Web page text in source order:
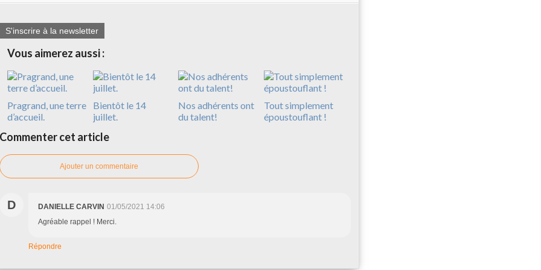
S'inscrire à la newsletter
Vous aimerez aussi :
Pragrand, une terre
d’accueil.
Bientôt le 14
juillet.
Nos adhérents ont
du talent!
Tout simplement
époustouflant !
Commenter cet article
Ajouter un commentaire
D DANIELLE CARVIN 01/05/2021 14:06
Agréable rappel ! Merci.
Répondre